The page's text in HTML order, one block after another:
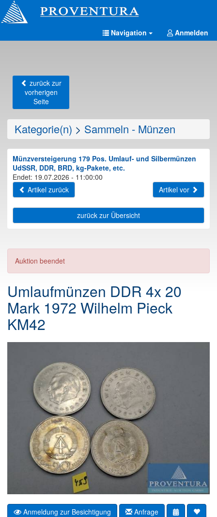
Navigation Anmelden
zurück zur
vorherigen
Seite
Kategorie(n) > Sammeln - Münzen
Münzversteigerung 179 Pos. Umlauf- und Silbermünzen
UdSSR, DDR, BRD, kg-Pakete, etc.
Endet: 19.07.2026 - 11:00:00
Artikel zurück
Artikel vor
zurück zur Übersicht
Auktion beendet
Umlaufmünzen DDR 4x 20
Mark 1972 Wilhelm Pieck
KM42
Anmeldung zur Besichtigung Anfrage